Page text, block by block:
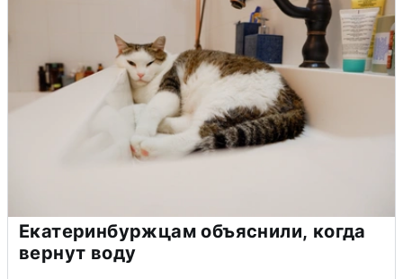
Екатеринбуржцам объяснили, когда
вернут воду